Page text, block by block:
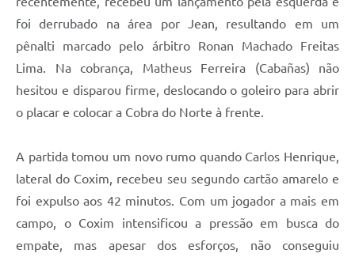
foi derrubado na área por Jean, resultando em um
pênalti marcado pelo árbitro Ronan Machado Freitas
Lima. Na cobrança, Matheus Ferreira (Cabañas) não
hesitou e disparou firme, deslocando o goleiro para abrir
o placar e colocar a Cobra do Norte à frente.
A partida tomou um novo rumo quando Carlos Henrique,
lateral do Coxim, recebeu seu segundo cartão amarelo e
foi expulso aos 42 minutos. Com um jogador a mais em
campo, o Coxim intensificou a pressão em busca do
empate, mas apesar dos esforços, não conseguiu